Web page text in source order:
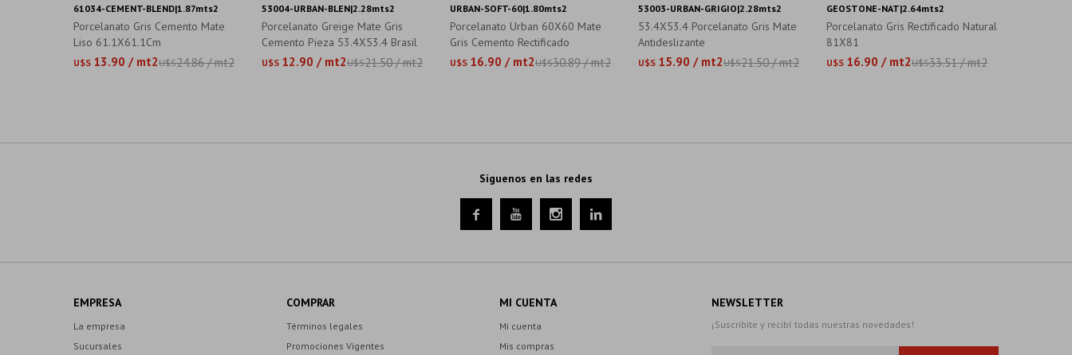
Porcelanato Gris Cemento Mate
Liso 61.1X61.1Cm
U$S 13.90 / mt2U$S24.86 / mt2
61034-CEMENT-BLEND|1.87mts2
Porcelanato Greige Mate Gris
Cemento Pieza 53.4X53.4 Brasil
U$S 12.90 / mt2U$S21.50 / mt2
53004-URBAN-BLEN|2.28mts2
Porcelanato Urban 60X60 Mate
Gris Cemento Rectificado
U$S 16.90 / mt2U$S30.89 / mt2
URBAN-SOFT-60|1.80mts2
53.4X53.4 Porcelanato Gris Mate
Antideslizante
U$S 15.90 / mt2U$S21.50 / mt2
53003-URBAN-GRIGIO|2.28mts2
Porcelanato Gris Rectificado Natural
81X81
U$S 16.90 / mt2U$S33.51 / mt2
GEOSTONE-NAT|2.64mts2
Síguenos en las redes
   
EMPRESA
La empresa
Sucursales
COMPRAR
Términos legales
Promociones Vigentes
MI CUENTA
Mi cuenta
Mis compras
NEWSLETTER
¡Suscribite y recibí todas nuestras novedades!